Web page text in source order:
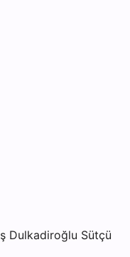
Dulkadiroğlu Sütçü